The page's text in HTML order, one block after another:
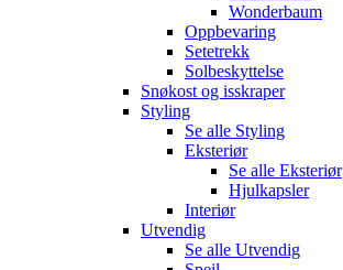
Wonderbaum
Oppbevaring
Setetrekk
Solbeskyttelse
Snøkost og isskraper
Styling
Se alle Styling
Eksteriør
Se alle Eksteriør
Hjulkapsler
Interiør
Utvendig
Se alle Utvendig